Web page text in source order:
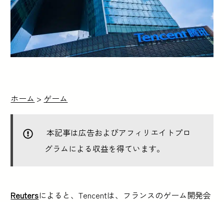
ホーム > ゲーム
本記事は広告およびアフィリエイトプロ
グラムによる収益を得ています。
Reutersによると、Tencentは、フランスのゲーム開発会